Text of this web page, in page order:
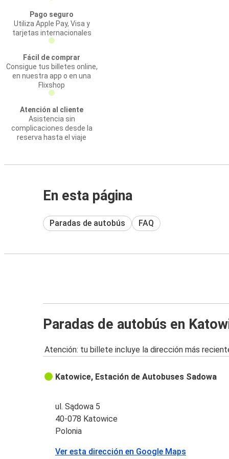
Pago seguro
Utiliza Apple Pay, Visa y
tarjetas internacionales
Fácil de comprar
Consigue tus billetes online,
en nuestra app o en una
Flixshop
Atención al cliente
Asistencia sin
complicaciones desde la
reserva hasta el viaje
En esta página
Paradas de autobús FAQ
Paradas de autobús en
Atención: tu billete incluye la dirección más
Katowice, Estación de Autobuses Sadowa
ul. Sądowa 5
40-078 Katowice
Polonia
Ver esta dirección en Google Maps